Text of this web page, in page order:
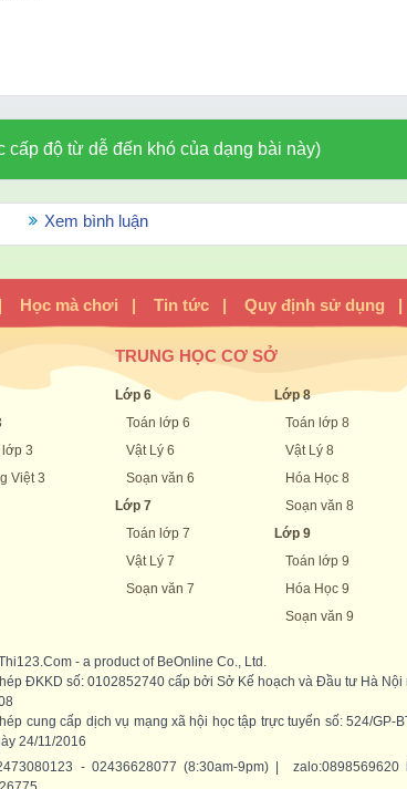
cấp độ từ dễ đến khó của dạng bài này)
Xem bình luận
Học mà chơi | Tin tức | Quy định sử dụng
lớp 3
Việt 3
TRUNG HỌC CƠ SỞ
Lớp 6
Toán lớp 6
Vật Lý 6
Soạn văn 6
Lớp 7
Toán lớp 7
Vật Lý 7
Soạn văn 7
Lớp 8
Toán lớp 8
Vật Lý 8
Hóa Học 8
Soạn văn 8
Lớp 9
Toán lớp 9
Hóa Học 9
Soạn văn 9
- a product of BeOnline Co., Ltd.
ĐKKD số: 0102852740 cấp bởi Sở Kế hoạch và Đầu tư Hà Nội
cung cấp dịch vụ mạng xã hội học tập trực tuyến số: 524/GP-
24/11/2016
- 02436628077 (8:30am-9pm) | zalo:0898569620